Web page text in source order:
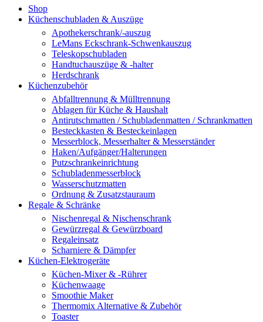
Shop
Küchenschubladen & Auszüge
Apothekerschrank/-auszug
LeMans Eckschrank-Schwenkauszug
Teleskopschubladen
Handtuchauszüge & -halter
Herdschrank
Küchenzubehör
Abfalltrennung & Mülltrennung
Ablagen für Küche & Haushalt
Antirutschmatten / Schubladenmatten / Schrankmatten
Besteckkasten & Besteckeinlagen
Messerblock, Messerhalter & Messerständer
Haken/Aufgänger/Halterungen
Putzschrankeinrichtung
Schubladenmesserblock
Wasserschutzmatten
Ordnung & Zusatzstauraum
Regale & Schränke
Nischenregal & Nischenschrank
Gewürzregal & Gewürzboard
Regaleinsatz
Scharniere & Dämpfer
Küchen-Elektrogeräte
Küchen-Mixer & -Rührer
Küchenwaage
Smoothie Maker
Thermomix Alternative & Zubehör
Toaster